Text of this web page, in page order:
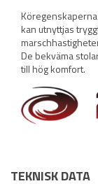
kan utnyttjas
De bekväma
till hög komfort.
TEKNISK DATA